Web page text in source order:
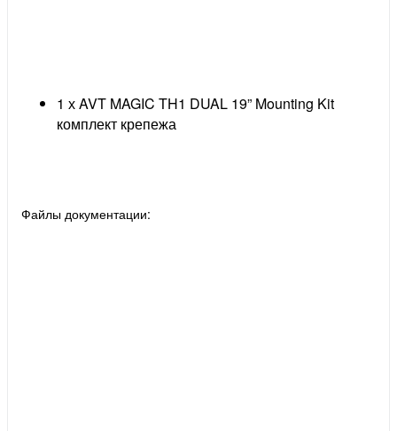
1 х AVT MAGIC TH1 DUAL 19” Mounting Kit
комплект крепежа
Файлы документации: